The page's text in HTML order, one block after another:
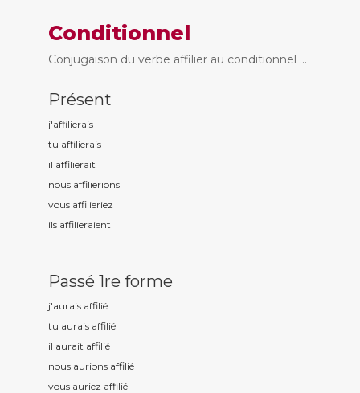
Conditionnel
Conjugaison du verbe affilier au conditionnel ...
Présent
j'affilierais
tu affilierais
il affilierait
nous affilierions
vous affilieriez
ils affilieraient
Passé 1re forme
j'aurais affilié
tu aurais affilié
il aurait affilié
nous aurions affilié
vous auriez affilié